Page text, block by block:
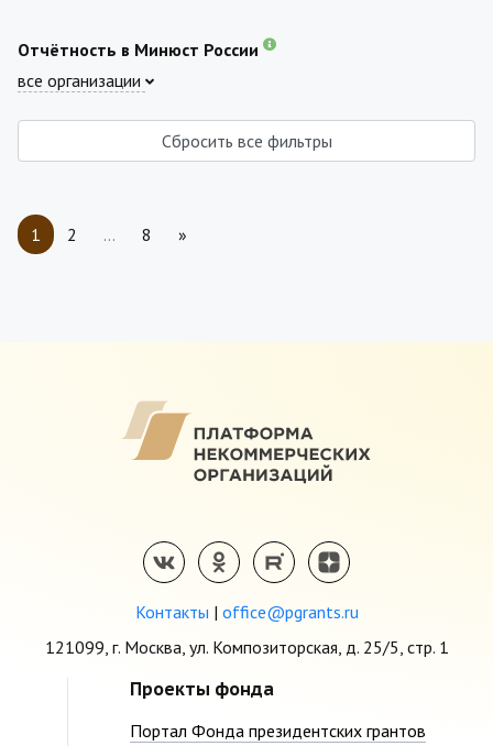
Отчётность в Минюст России
все организации
Сбросить все фильтры
1 2 … 8 »
Контакты | office@pgrants.ru
121099, г. Москва, ул. Композиторская, д. 25/5, стр. 1
Проекты фонда
Портал Фонда президентских грантов